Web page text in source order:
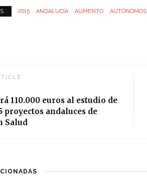
: 2015 ANDALUCÍA AUMENTO AUTÓNOMOS
110.000 euros al estudio de
proyectos andaluces de
Salud